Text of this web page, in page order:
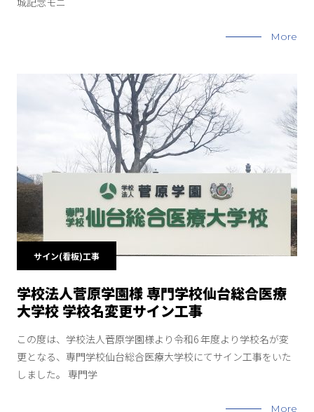
More
サイン(看板)工事
学校法人菅原学園様 専門学校仙台総合医療
大学校 学校名変更サイン工事
この度は、学校法人菅原学園様より令和6 年度より学校名が変
更となる、専門学校仙台総合医療大学校にてサイン工事をいた
しました。 専門学
More